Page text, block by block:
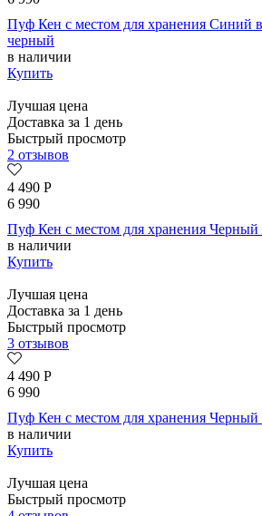
Пуф Кен с местом для хранения Синий
черный
в наличии
Купить
Лучшая цена
Доставка за 1 день
Быстрый просмотр
2 отзывов
4 490 Р
6 990
Пуф Кен с местом для хранения
в наличии
Купить
Лучшая цена
Доставка за 1 день
Быстрый просмотр
3 отзывов
4 490 Р
6 990
Пуф Кен с местом для хранения
в наличии
Купить
Лучшая цена
Быстрый просмотр